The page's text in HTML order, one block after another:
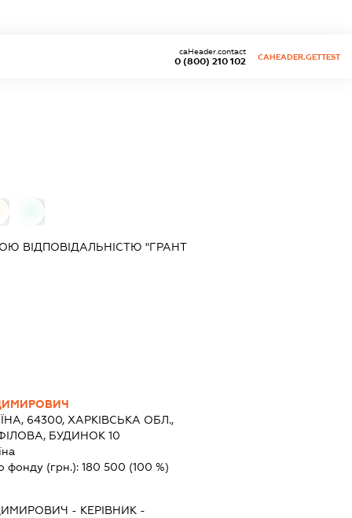
0 (800) 210 102
caHeader.contact
CAHEADER.GETTEST
ВІДПОВІДАЛЬНІСТЮ "ГРАНТ
64300, ХАРКІВСЬКА ОБЛ.,
БУДИНОК 10
фонду (грн.): 180 500 (100 %)
- КЕРІВНИК -